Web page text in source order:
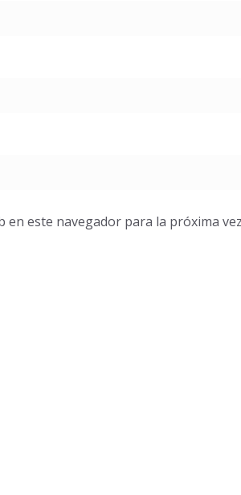
este navegador para la próxima